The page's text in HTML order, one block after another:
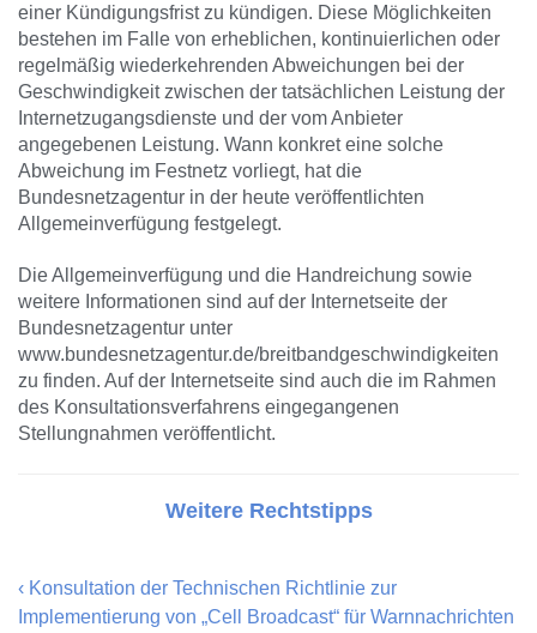
einer Kündigungsfrist zu kündigen. Diese Möglichkeiten
bestehen im Falle von erheblichen, kontinuierlichen oder
regelmäßig wiederkehrenden Abweichungen bei der
Geschwindigkeit zwischen der tatsächlichen Leistung der
Internetzugangsdienste und der vom Anbieter
angegebenen Leistung. Wann konkret eine solche
Abweichung im Festnetz vorliegt, hat die
Bundesnetzagentur in der heute veröffentlichten
Allgemeinverfügung festgelegt.
Die Allgemeinverfügung und die Handreichung sowie
weitere Informationen sind auf der Internetseite der
Bundesnetzagentur unter
www.bundesnetzagentur.de/breitbandgeschwindigkeiten
zu finden. Auf der Internetseite sind auch die im Rahmen
des Konsultationsverfahrens eingegangenen
Stellungnahmen veröffentlicht.
Weitere Rechtstipps
‹ Konsultation der Technischen Richtlinie zur
Implementierung von „Cell Broadcast“ für Warnnachrichten